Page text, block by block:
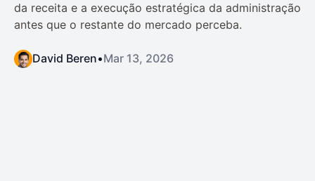
da receita e a execução estratégica da administração
antes que o restante do mercado perceba.
David Beren•Mar 13, 2026